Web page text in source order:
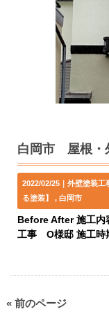
2022/02/25｜外壁塗装工
る塗装】
白岡市
Before After 施工内
工事 O様邸 施工時
« 前のページ